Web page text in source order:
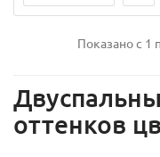
Показано с 1
оттенков